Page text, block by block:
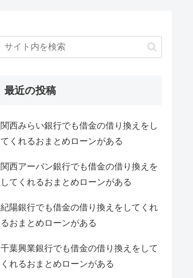
最近の投稿
関西みらい銀行でも借金の借り換えをし
てくれるおまとめローンがある
関西アーバン銀行でも借金の借り換えを
してくれるおまとめローンがある
紀陽銀行でも借金の借り換えをしてくれ
るおまとめローンがある
千葉興業銀行でも借金の借り換えをして
くれるおまとめローンがある